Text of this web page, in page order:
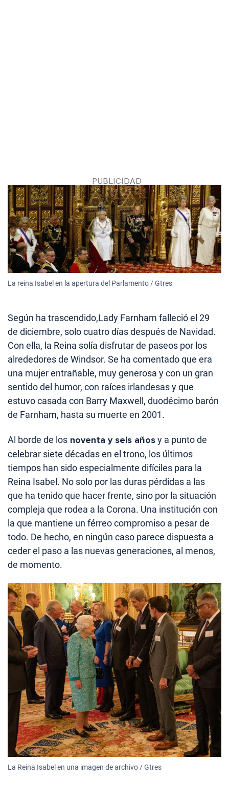
La reina Isabel en la apertura del Parlamento / Gtres
Según ha trascendido,Lady Farnham falleció el 29
de diciembre, solo cuatro días después de Navidad.
Con ella, la Reina solía disfrutar de paseos por los
alrededores de Windsor. Se ha comentado que era
una mujer entrañable, muy generosa y con un gran
sentido del humor, con raíces irlandesas y que
estuvo casada con Barry Maxwell, duodécimo barón
de Farnham, hasta su muerte en 2001.
Al borde de los noventa y seis añosy a punto de
celebrar siete décadas en el trono, los últimos
tiempos han sido especialmente difíciles para la
Reina Isabel. No solo por las duras pérdidas a las
que ha tenido que hacer frente, sino por la situación
compleja que rodea a la Corona. Una institución con
la que mantiene un férreo compromiso a pesar de
todo. De hecho, en ningún caso parece dispuesta a
ceder el paso a las nuevas generaciones, al menos,
de momento.
La Reina Isabel en una imagen de archivo / Gtres